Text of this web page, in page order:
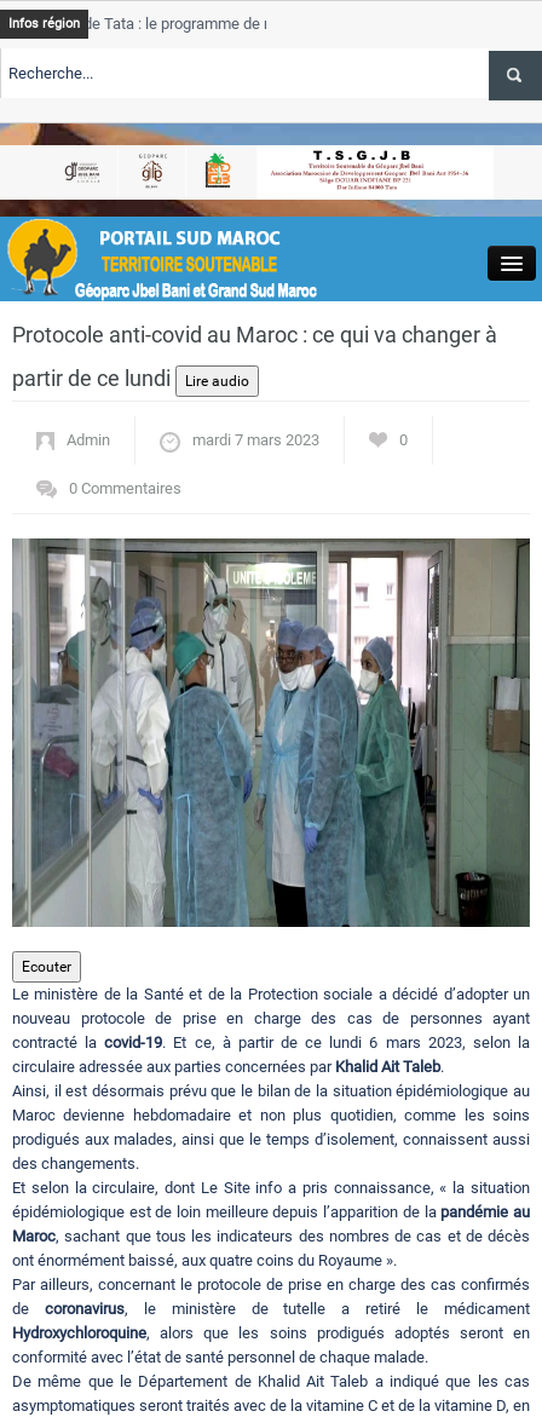
Close
Actualités
Circuits touristiques
Tourisme
Régions
Evenements
Contact
Infos région
de Tata : le programme de rehabilitation post-inondations
TSGJB Tourisme : l’ONMT renforce l’aerien a Dakhla et
Tata
service
TSGJB Tourisme au Maroc : Transavia renforce les vols Paris-
Protocole anti-covid au Maroc : ce qui va changer à
partir de ce lundi
Admin mardi 7 mars 2023 0
0 Commentaires
Ecouter
Le ministère de la Santé et de la Protection sociale a décidé d’adopter un
nouveau protocole de prise en charge des cas de personnes ayant
contracté lacovid-19. Et ce, à partir de ce lundi 6 mars 2023, selon la
circulaire adressée aux parties concernées par Khalid Ait Taleb.
Ainsi, il est désormais prévu que le bilan de la situation épidémiologique au
Maroc devienne hebdomadaire et non plus quotidien, comme les soins
prodigués aux malades, ainsi que le temps d’isolement, connaissent aussi
des changements.
Et selon la circulaire, dont Le Site info a pris connaissance, « la situation
épidémiologique est de loin meilleure depuis l’apparition de lapandémie au
Maroc, sachant que tous les indicateurs des nombres de cas et de décès
ont énormément baissé, aux quatre coins du Royaume ».
Par ailleurs, concernant le protocole de prise en charge des cas confirmés
de coronavirus, le ministère de tutelle a retiré le médicament
Hydroxychloroquine, alors que les soins prodigués adoptés seront en
conformité avec l’état de santé personnel de chaque malade.
De même que le Département de Khalid Ait Taleb a indiqué que les cas
asymptomatiques seront traités avec de la vitamine C et de la vitamine D, en